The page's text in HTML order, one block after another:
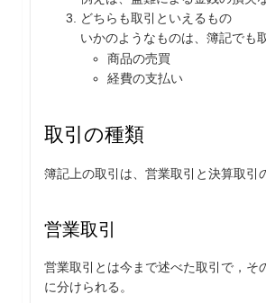
どちらも取引といえるもの
いかのようなものは、簿記でも
商品の売買
経費の支払い
取引の種類
簿記上の取引は、営業取引と決算取引
営業取引
営業取引とは今まで述べた取引で，そ
に分けられる。